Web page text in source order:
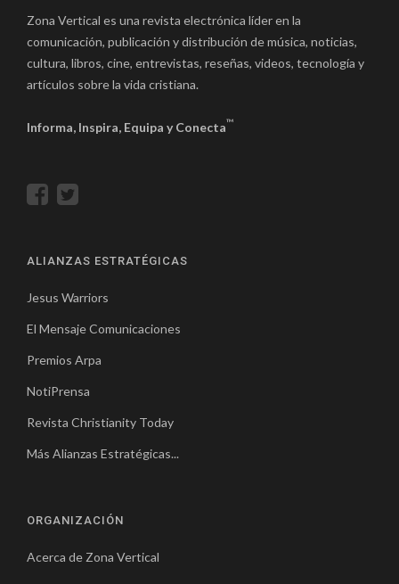
Zona Vertical es una revista electrónica líder en la
comunicación, publicación y distribución de música, noticias,
cultura, libros, cine, entrevistas, reseñas, videos, tecnología y
artículos sobre la vida cristiana.
Informa, Inspira, Equipa y Conecta™
ALIANZAS ESTRATÉGICAS
Jesus Warriors
El Mensaje Comunicaciones
Premios Arpa
NotiPrensa
Revista Christianity Today
Más Alianzas Estratégicas...
ORGANIZACIÓN
Acerca de Zona Vertical